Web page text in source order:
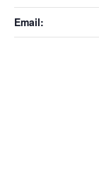
Email: